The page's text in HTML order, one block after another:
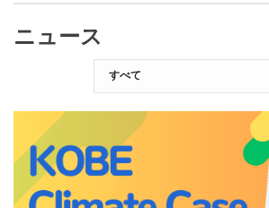
ニュース